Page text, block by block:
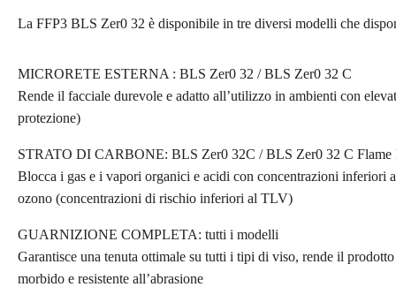
La FFP3 BLS Zer0 32 è disponibile in tre diversi modelli che
MICRORETE ESTERNA : BLS Zer0 32 / BLS Zer0 32 C
Rende il facciale durevole e adatto all’utilizzo in ambienti con
protezione)
STRATO DI CARBONE: BLS Zer0 32C / BLS Zer0 32 C Flame
Blocca i gas e i vapori organici e acidi con concentrazioni inferiori
ozono (concentrazioni di rischio inferiori al TLV)
GUARNIZIONE COMPLETA: tutti i modelli
Garantisce una tenuta ottimale su tutti i tipi di viso, rende il
morbido e resistente all’abrasione